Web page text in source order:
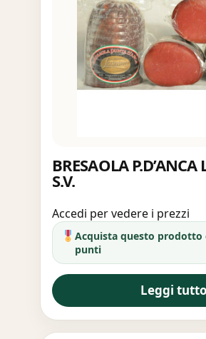
BRESAOLA
S.V.
Accedi per vedere i prezzi
Acquista questo prodotto
punti
Leggi tutto